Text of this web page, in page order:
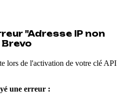
"Adresse IP non
Brevo
lors de l'activation de votre clé API
une erreur :